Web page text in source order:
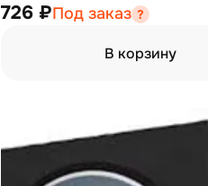
726 ₽Под заказ
В корзину